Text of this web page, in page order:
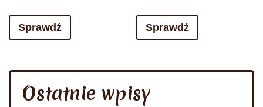
Sprawdź Sprawdź
Ostatnie wpisy